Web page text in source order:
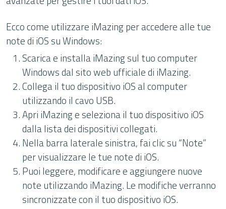
Ecco come utilizzare iMazing per accedere alle tue
note di iOS su Windows:
Scarica e installa iMazing sul tuo computer
Windows dal sito web ufficiale di iMazing.
Collega il tuo dispositivo iOS al computer
utilizzando il cavo USB.
Apri iMazing e seleziona il tuo dispositivo iOS
dalla lista dei dispositivi collegati.
Nella barra laterale sinistra, fai clic su “Note”
per visualizzare le tue note di iOS.
Puoi leggere, modificare e aggiungere nuove
note utilizzando iMazing. Le modifiche verranno
sincronizzate con il tuo dispositivo iOS.